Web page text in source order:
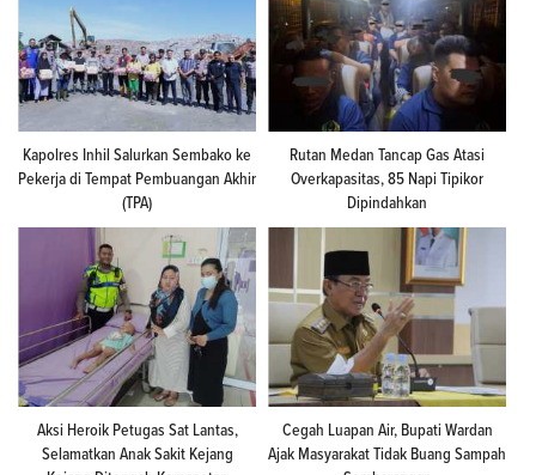
Kapolres Inhil Salurkan Sembako ke
Pekerja di Tempat Pembuangan Akhir
(TPA)
Rutan Medan Tancap Gas Atasi
Overkapasitas, 85 Napi Tipikor
Dipindahkan
Aksi Heroik Petugas Sat Lantas,
Selamatkan Anak Sakit Kejang
Cegah Luapan Air, Bupati Wardan
Ajak Masyarakat Tidak Buang Sampah